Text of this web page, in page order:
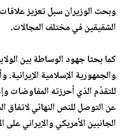
‏وبحث الوزيران سبل تعزيز علاقات
الشقيقين في مختلف المجالات.
كما بحثا جهود الوساطة بين
والجمهورية الإسلامية الإيرانية.
للتقدّم الذي أحرزته المفاوضات
عن التوصل للنص النهائي لاتفاق
الجانبين الأمريكي والإيراني على